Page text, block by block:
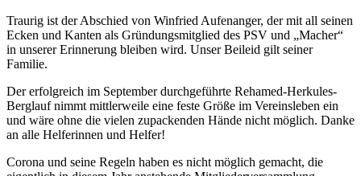
Traurig ist der Abschied von Winfried Aufenanger, der mit all seinen
Ecken und Kanten als Gründungsmitglied des PSV und „Macher“
in unserer Erinnerung bleiben wird. Unser Beileid gilt seiner
Familie.
Der erfolgreich im September durchgeführte Rehamed-Herkules-
Berglauf nimmt mittlerweile eine feste Größe im Vereinsleben ein
und wäre ohne die vielen zupackenden Hände nicht möglich. Danke
an alle Helferinnen und Helfer!
Corona und seine Regeln haben es nicht möglich gemacht, die